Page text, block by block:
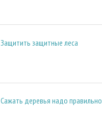
Защитить защитные леса
Сажать деревья надо правильно